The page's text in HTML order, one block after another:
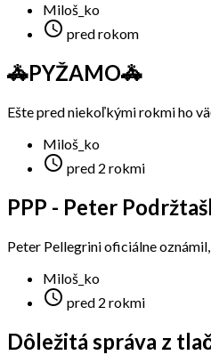
Miloš_ko
 pred rokom
🚓PYŽAMO🚓
Ešte pred niekoľkými rokmi ho
Miloš_ko
 pred 2 rokmi
PPP - Peter
Peter Pellegrini oficiálne
Miloš_ko
 pred 2 rokmi
Dôležitá správa z